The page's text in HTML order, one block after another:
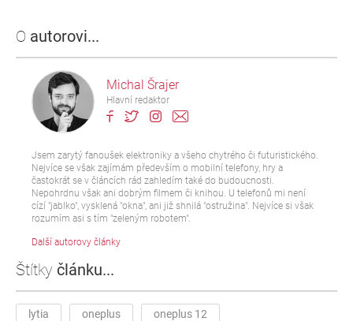
O autorovi...
Michal Šrajer
Hlavní redaktor
Jsem zarytý fanoušek elektroniky a všeho chytrého či futuristického.
Nejvíce se však zajímám především o mobilní telefony, hry a
častokrát se v článcích rád zahledím také do budoucnosti.
Nepohrdnu však ani dobrým filmem či knihou. U telefonů mi není
cízí "jablko", vysklená "okna", ani již shnilá "ostružina". Nejvíce si však
rozumím asi s tím "zeleným robotem".
Další autorovy články
Štítky článku...
lytia oneplus oneplus 12